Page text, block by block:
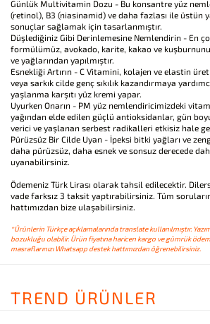
Günlük Multivitamin Dozu - Bu konsantre yüz
(retinol), B3 (niasinamid) ve daha fazlası ile üstün
sonuçlar sağlamak için tasarlanmıştır.
Düşlediğiniz Gibi Derinlemesine Nemlendirin - En
formülümüz, avokado, karite, kakao ve
ve yağlarından yapılmıştır.
Esnekliği Artırın - C Vitamini, kolajen ve elastin
veya sarkık cilde genç sıkılık kazandırmaya
yaşlanma karşıtı yüz kremi yapar.
Uyurken Onarın - PM yüz nemlendiricimizdeki
yağından elde edilen güçlü antioksidanlar, gün
verici ve yaşlanan serbest radikalleri etkisiz hale
Pürüzsüz Bir Cilde Uyan - İpeksi bitki yağları ve
daha pürüzsüz, daha esnek ve sonsuz derecede
uyanabilirsiniz.
Ödemeniz Türk Lirası olarak tahsil edilecektir.
vade farksız 3 taksit yaptırabilirsiniz. Tüm
hattımızdan bize ulaşabilirsiniz.
*Ürünlerin Türkçe açıklamalarında translate kullanılmıştır.
bozukluğu olabilir. Ürün fiyatına haricen kargo ve gümrük
masraflarınızı Whatsapp destek hattımızdan öğrenebilirsiniz.
TREND ÜRÜNLER